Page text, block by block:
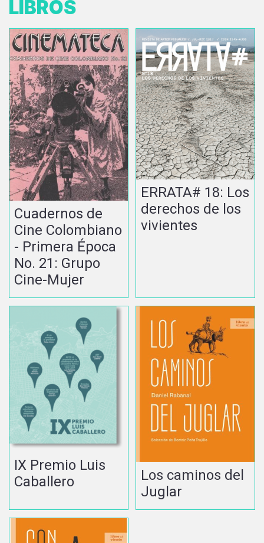
LIBROS
Cuadernos de
Cine Colombiano
- Primera Época
No. 21: Grupo
Cine-Mujer
ERRATA# 18: Los
derechos de los
vivientes
IX Premio Luis
Caballero
Los caminos del
Juglar